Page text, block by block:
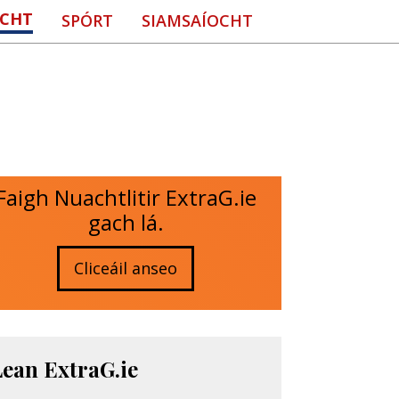
SPÓRT SIAMSAÍOCHT
Nuachtlitir ExtraG.ie
gach lá.
Cliceáil anseo
ExtraG.ie